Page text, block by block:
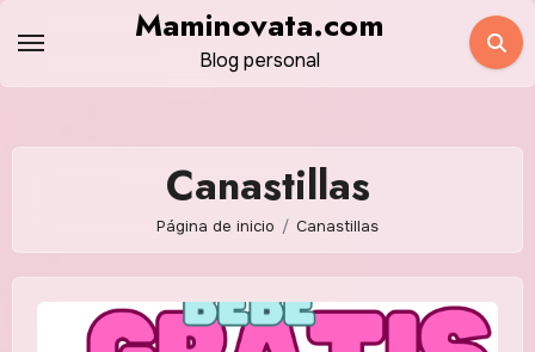
contenido
Maminovata.com
Blog personal
Canastillas
Página de inicio Canastillas